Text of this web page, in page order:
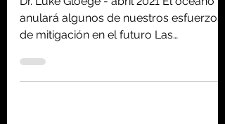
El océano contiene 50
veces más carbono que
la atmósfera